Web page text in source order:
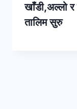
खाँडी,अल्लो र
तालिम सुरु